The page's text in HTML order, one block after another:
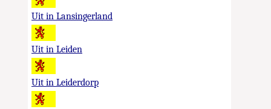
Uit in Lansingerland
Uit in Leiden
Uit in Leiderdorp